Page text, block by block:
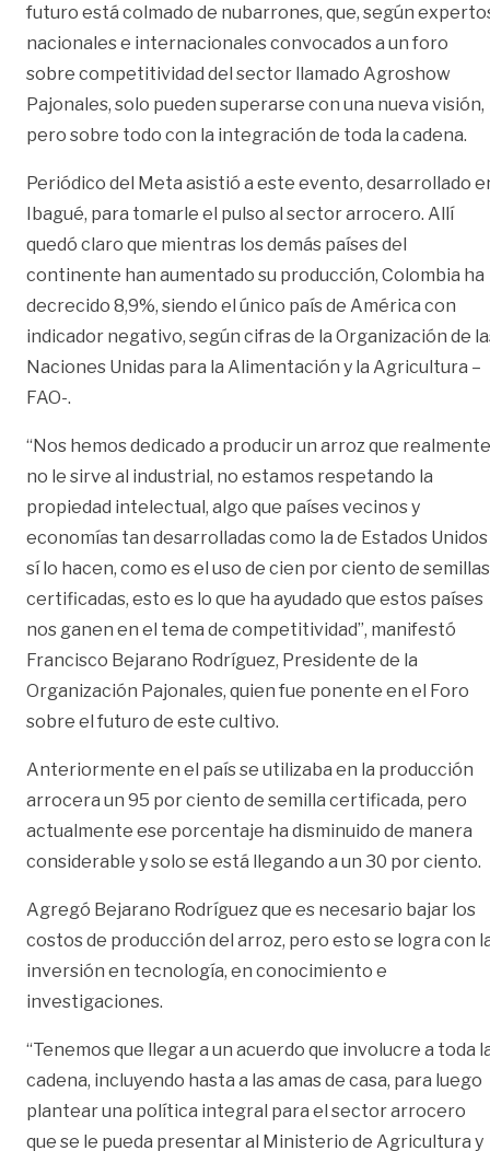
futuro está colmado de nubarrones, que, según
nacionales e internacionales convocados a un foro
sobre competitividad del sector llamado Agroshow
Pajonales, solo pueden superarse con una nueva visión,
pero sobre todo con la integración de toda la cadena.
Periódico del Meta asistió a este evento, desarrollado
Ibagué, para tomarle el pulso al sector arrocero. Allí
quedó claro que mientras los demás países del
continente han aumentado su producción, Colombia ha
decrecido 8,9%, siendo el único país de América con
indicador negativo, según cifras de la Organización de
Naciones Unidas para la Alimentación y la Agricultura –
FAO-.
“Nos hemos dedicado a producir un arroz que realmente
no le sirve al industrial, no estamos respetando la
propiedad intelectual, algo que países vecinos y
economías tan desarrolladas como la de Estados Unidos
sí lo hacen, como es el uso de cien por ciento de semillas
certificadas, esto es lo que ha ayudado que estos países
nos ganen en el tema de competitividad”, manifestó
Francisco Bejarano Rodríguez, Presidente de la
Organización Pajonales, quien fue ponente en el Foro
sobre el futuro de este cultivo.
Anteriormente en el país se utilizaba en la producción
arrocera un 95 por ciento de semilla certificada, pero
actualmente ese porcentaje ha disminuido de manera
considerable y solo se está llegando a un 30 por ciento.
Agregó Bejarano Rodríguez que es necesario bajar los
costos de producción del arroz, pero esto se logra con
inversión en tecnología, en conocimiento e
investigaciones.
“Tenemos que llegar a un acuerdo que involucre a toda
cadena, incluyendo hasta a las amas de casa, para luego
plantear una política integral para el sector arrocero
que se le pueda presentar al Ministerio de Agricultura y